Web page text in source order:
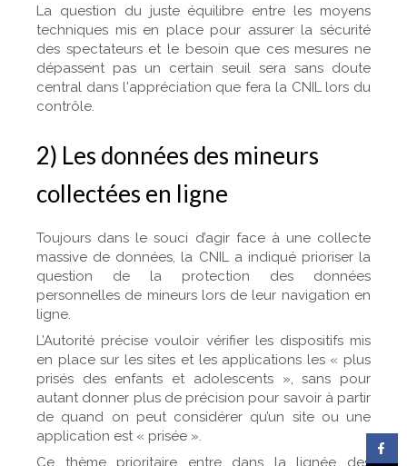
La question du juste équilibre entre les moyens
techniques mis en place pour assurer la sécurité
des spectateurs et le besoin que ces mesures ne
dépassent pas un certain seuil sera sans doute
central dans l'appréciation que fera la CNIL lors du
contrôle.
2) Les données des mineurs
collectées en ligne
Toujours dans le souci d’agir face à une collecte
massive de données, la CNIL a indiqué prioriser la
question de la protection des données
personnelles de mineurs lors de leur navigation en
ligne.
L’Autorité précise vouloir vérifier les dispositifs mis
en place sur les sites et les applications les « plus
prisés des enfants et adolescents », sans pour
autant donner plus de précision pour savoir à partir
de quand on peut considérer qu’un site ou une
application est « prisée ».
Ce thème prioritaire entre dans la lignée des